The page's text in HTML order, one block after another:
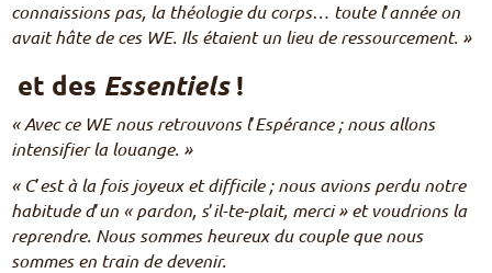
connaissions pas, la théologie du corps… toute l’année on
avait hâte de ces WE. Ils étaient un lieu de ressourcement. »
et des Essentiels!
« Avec ce WE nous retrouvons l’Espérance ; nous allons
intensifier la louange. »
« C’est à la fois joyeux et difficile ; nous avions perdu notre
habitude d’un «pardon, s’il-te-plait, merci » et voudrions la
reprendre. Nous sommes heureux du coupleque nous
sommes en train de devenir.